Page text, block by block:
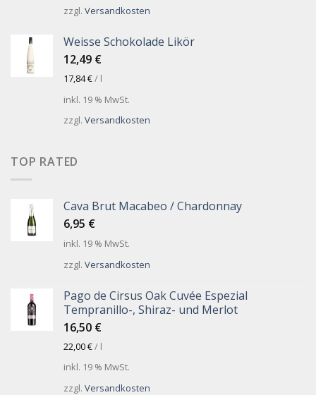
zzgl. Versandkosten
Weisse Schokolade Likör
12,49 €
17,84€/ l
inkl. 19 % MwSt.
zzgl. Versandkosten
TOP RATED
Cava Brut Macabeo / Chardonnay
6,95 €
inkl. 19 % MwSt.
zzgl. Versandkosten
Pago de Cirsus Oak Cuvée Espezial
Tempranillo-, Shiraz- und Merlot
16,50 €
22,00€/ l
inkl. 19 % MwSt.
zzgl. Versandkosten